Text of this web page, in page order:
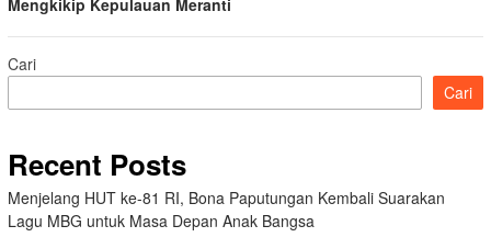
Cari
Cari
Recent Posts
Menjelang HUT ke-81 RI, Bona Paputungan Kembali Suarakan
Lagu MBG untuk Masa Depan Anak Bangsa